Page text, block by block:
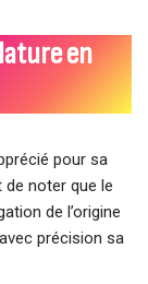
en
pour sa
noter que le
de l’origine
précision sa